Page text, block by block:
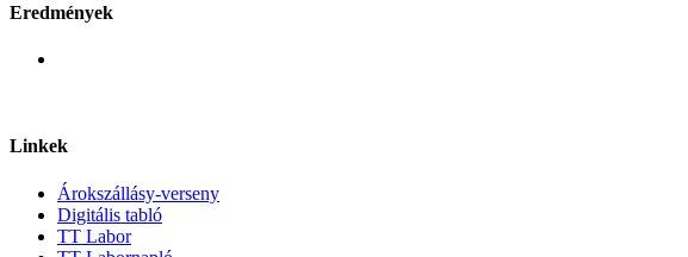
Eredmények
Linkek
Árokszállásy-verseny
Digitális tabló
TT Labor